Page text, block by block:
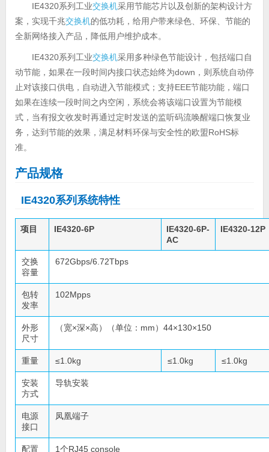
IE4320系列工业交换机采用节能芯片以及创新的架构设计方
案，实现千兆交换机的低功耗，给用户带来绿色、环保、节能的
全新网络接入产品，降低用户维护成本。
IE4320系列工业交换机采用多种绿色节能设计，包括端口自
动节能，如果在一段时间内接口状态始终为down，则系统自动停
止对该接口供电，自动进入节能模式；支持EEE节能功能，端口
如果在连续一段时间之内空闲，系统会将该端口设置为节能模
式，当有报文收发时再通过定时发送的监听码流唤醒端口恢复业
务，达到节能的效果，满足材料环保与安全性的欧盟RoHS标
准。
产品规格
IE4320系列系统特性
项目 IE4320-6P
IE4320-6P-
AC
IE4320-12P
交换
容量
672Gbps/6.72Tbps
包转
发率
102Mpps
外形
尺寸
（宽×深×高）（单位：mm）44×130×150
重量 ≤1.0kg ≤1.0kg ≤1.0kg
安装
方式
导轨安装
电源
接口
凤凰端子
配置 1个RJ45 console